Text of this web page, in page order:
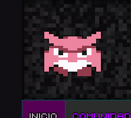
INICIO COMUNIDAD